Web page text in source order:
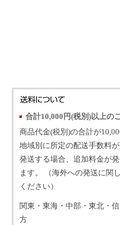
合計10,000円(税別)以上の
商品代金(税別)の合計が
地域別に所定の配送手数料
発送する場合、追加料金が
ます。 （海外への発送に関
ください）
関東・東海・中部・東北・
方